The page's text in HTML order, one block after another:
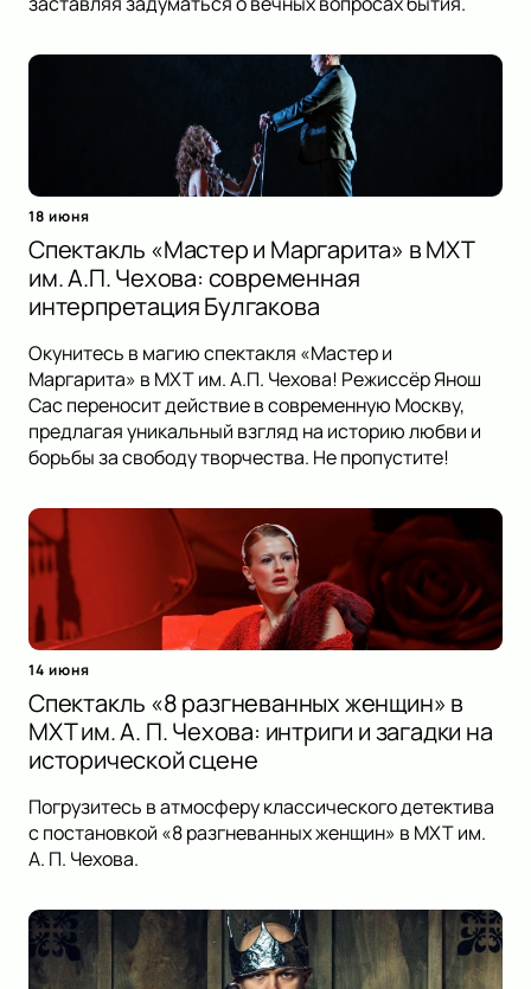
18 июня
Спектакль «Мастер и Маргарита» в МХТ
им. А.П. Чехова: современная
интерпретация Булгакова
Окунитесь в магию спектакля «Мастер и
Маргарита» в МХТ им. А.П. Чехова! Режиссёр Янош
Сас переносит действие в современную Москву,
предлагая уникальный взгляд на историю любви и
борьбы за свободу творчества. Не пропустите!
14 июня
Спектакль «8 разгневанных женщин» в
МХТ им. А. П. Чехова: интриги и загадки на
исторической сцене
Погрузитесь в атмосферу классического детектива
с постановкой «8 разгневанных женщин» в МХТ им.
А. П. Чехова.